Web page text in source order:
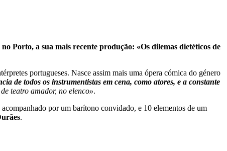
Porto, a sua mais recente produção: «Os dilemas dietéticos de
portugueses. Nasce assim mais uma ópera cómica do género
de todos os instrumentistas em cena, como atores, e a constante
teatro amador, no elenco».
por um barítono convidado, e 10 elementos de um
.